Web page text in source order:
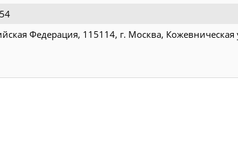
Федерация, 115114, г. Москва, Кожевническая